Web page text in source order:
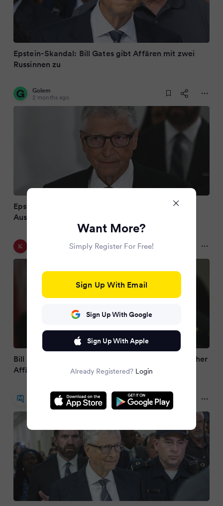
Epstein-Skandal: Bill Gates gibt Affären mit zwei
Russinnen zu
Golem
2 months ago
Epstein Files: Bill Gates wurde laut eigenen
Aussagen von Jeffrey Epstein erpresst
2 months ago
Bill Gates: Wurde von Epstein wegen außerehelicher
Affären erpresst
Merkur.de
2 months ago
Want More?
Simply Register For Free!
Sign Up With Email
Sign Up With Google
Sign Up With Apple
Already Registered? Login